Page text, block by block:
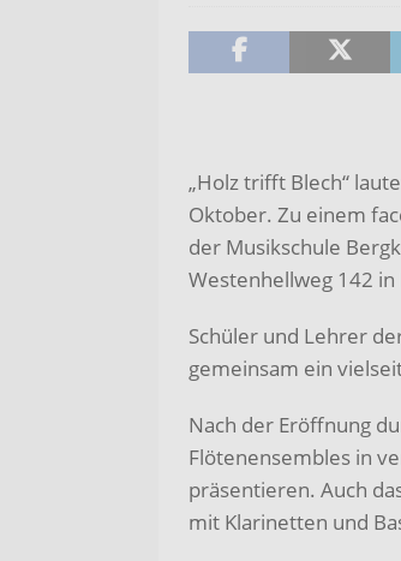
„Holz trifft Blech“
Oktober. Zu einem
der Musikschule
Westenhellweg 142
Schüler und Lehrer
gemeinsam ein
Nach der Eröffnung
Flötenensembles in
präsentieren. Auch
mit Klarinetten und